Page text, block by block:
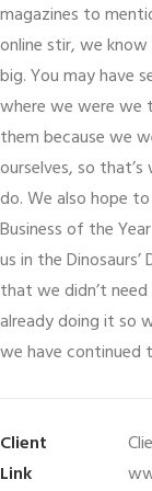
magazines to
online stir, we
big. You may have
where we were we
them because we
ourselves, so
do. We also hope
Business of the
us in the
that we didn’t
already doing it so
we have continued
Client
Link